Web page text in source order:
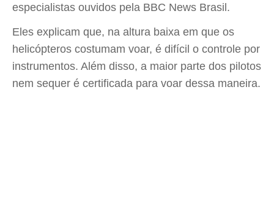
especialistas ouvidos pela BBC News Brasil.
Eles explicam que, na altura baixa em que os
helicópteros costumam voar, é difícil o controle por
instrumentos. Além disso, a maior parte dos pilotos
nem sequer é certificada para voar dessa maneira.